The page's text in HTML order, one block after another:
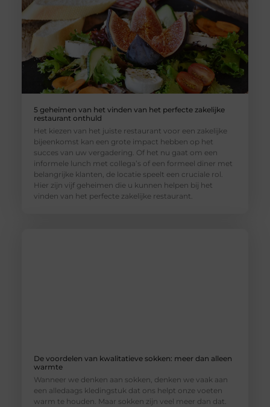
5 geheimen van het vinden van het perfecte zakelijke
restaurant onthuld
Het kiezen van het juiste restaurant voor een zakelijke
bijeenkomst kan een grote impact hebben op het
succes van uw vergadering. Of het nu gaat om een
informele lunch met collega’s of een formeel diner met
belangrijke klanten, de locatie speelt een cruciale rol.
Hier zijn vijf geheimen die u kunnen helpen bij het
vinden van het perfecte zakelijke restaurant.
De voordelen van kwalitatieve sokken: meer dan alleen
warmte
Wanneer we denken aan sokken, denken we vaak aan
een alledaags kledingstuk dat ons helpt onze voeten
warm te houden. Maar sokken zijn veel meer dan dat.